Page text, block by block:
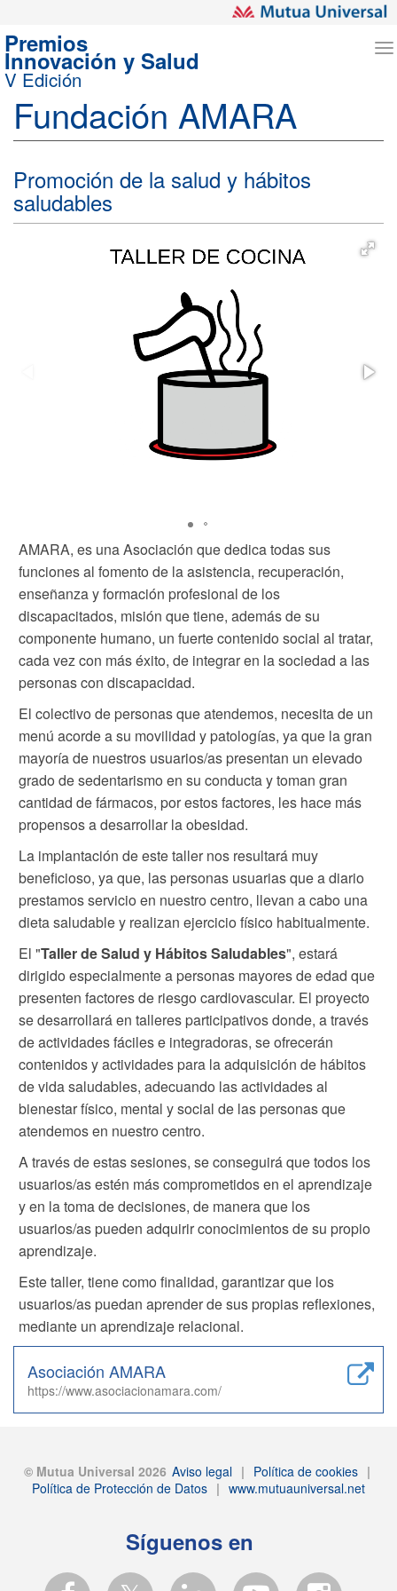
Premios
Innovación y Salud
V Edición
Fundación AMARA
Promoción de la salud y hábitos
saludables
AMARA, es una Asociación que dedica todas sus
funciones al fomento de la asistencia, recuperación,
enseñanza y formación profesional de los
discapacitados, misión que tiene, además de su
componente humano, un fuerte contenido social al tratar,
cada vez con más éxito, de integrar en la sociedad a las
personas con discapacidad.
El colectivo de personas que atendemos, necesita de un
menú acorde a su movilidad y patologías, ya que la gran
mayoría de nuestros usuarios/as presentan un elevado
grado de sedentarismo en su conducta y toman gran
cantidad de fármacos, por estos factores, les hace más
propensos a desarrollar la obesidad.
La implantación de este taller nos resultará muy
beneficioso, ya que, las personas usuarias que a diario
prestamos servicio en nuestro centro, llevan a cabo una
dieta saludable y realizan ejercicio físico habitualmente.
El "Taller de Salud y Hábitos Saludables", estará
dirigido especialmente a personas mayores de edad que
presenten factores de riesgo cardiovascular. El proyecto
se desarrollará en talleres participativos donde, a través
de actividades fáciles e integradoras, se ofrecerán
contenidos y actividades para la adquisición de hábitos
de vida saludables, adecuando las actividades al
bienestar físico, mental y social de las personas que
atendemos en nuestro centro.
A través de estas sesiones, se conseguirá que todos los
usuarios/as estén más comprometidos en el aprendizaje
y en la toma de decisiones, de manera que los
usuarios/as pueden adquirir conocimientos de su propio
aprendizaje.
Este taller, tiene como finalidad, garantizar que los
usuarios/as puedan aprender de sus propias reflexiones,
mediante un aprendizaje relacional.
Asociación AMARA
https://www.asociacionamara.com/
© Mutua Universal 2026 Aviso legal | Política de cookies |
Política de Protección de Datos | www.mutuauniversal.net
Síguenos en